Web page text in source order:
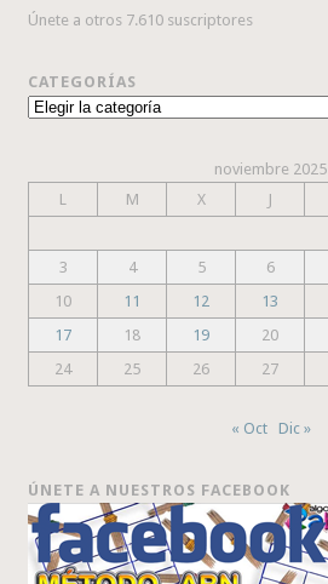
Únete a otros 7.610 suscriptores
CATEGORÍAS
Categorías
noviembre 2025
L
M X J
3
4 5 6
10
11 12 13
17
18 19 20
24
25 26 27
« Oct Dic »
ÚNETE A NUESTROS FACEBOOK